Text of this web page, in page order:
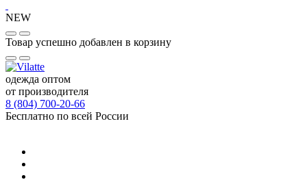
NEW
Товар успешно добавлен в корзину
одежда оптом
от производителя
8 (804) 700-20-66
Бесплатно по всей России